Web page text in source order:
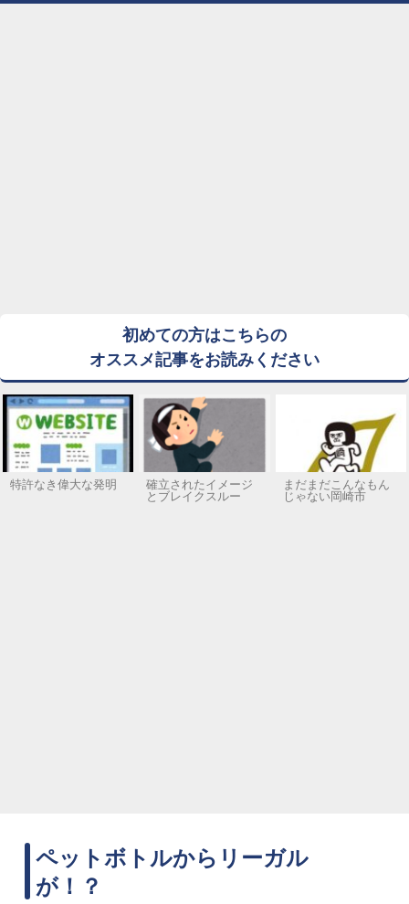
初めての方はこちらの
オススメ記事をお読みください
特許なき偉大な発明 確立されたイメージ
とブレイクスルー
まだまだこんなもん
じゃない岡崎市
ペットボトルからリーガル
が！？